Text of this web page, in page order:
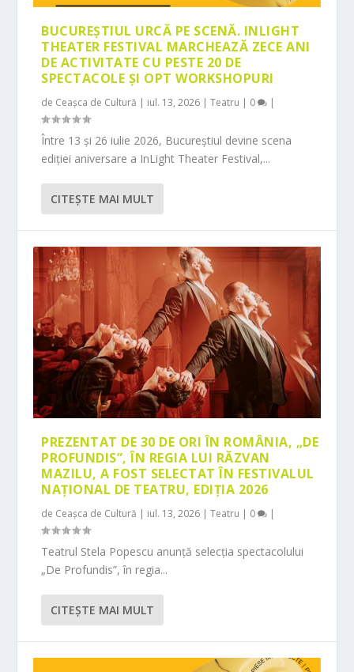
BUCUREȘTIUL URCĂ PE SCENĂ. INLIGHT
THEATER FESTIVAL MARCHEAZĂ ZECE ANI
DE ACTIVITATE CU PESTE 20 DE
SPECTACOLE ȘI OPT WORKSHOPURI
de Ceașca de Cultură | iul. 13, 2026 |Teatru | 0 |
Între 13 și 26 iulie 2026, Bucureștiul devine scena
ediției aniversare a InLight Theater Festival,...
CITEŞTE MAI MULT
PREZENTAT DE 30 DE ORI ÎN ROMÂNIA, „DE
PROFUNDIS”, ÎN REGIA LUI RĂZVAN
MAZILU, A FOST SELECTAT ÎN FESTIVALUL
NAȚIONAL DE TEATRU, EDIȚIA 2026
de Ceașca de Cultură | iul. 13, 2026 |Teatru | 0 |
Teatrul Stela Popescu anunță selecția spectacolului
„De Profundis”, în regia...
CITEŞTE MAI MULT